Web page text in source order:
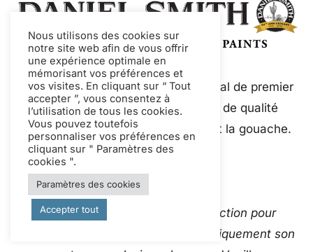
Daniel Smith est un fabricant mondial de premier
plan de peintures et de médiums de qualité
artistique, notamment l'aquarelle et la gouache.
Ce site web utilise Google Traduction pour
traduire instantanément et automatiquement son
Nous utilisons des cookies sur
notre site web afin de vous offrir
une expérience optimale en
mémorisant vos préférences et
vos visites. En cliquant sur “ Tout
accepter ”, vous consentez à
l’utilisation de tous les cookies.
Vous pouvez toutefois
personnaliser vos préférences en
cliquant sur " Paramètres des
cookies ".
Paramètres des cookies
Accepter tout